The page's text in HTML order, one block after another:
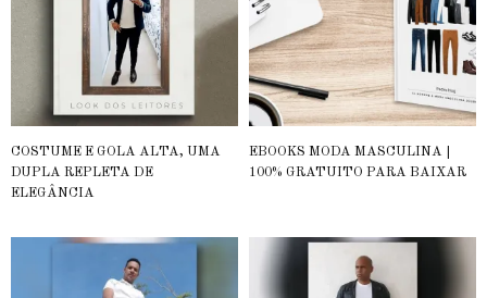
COSTUME E GOLA ALTA, UMA
DUPLA REPLETA DE
ELEGÂNCIA
EBOOKS MODA MASCULINA |
100% GRATUITO PARA BAIXAR